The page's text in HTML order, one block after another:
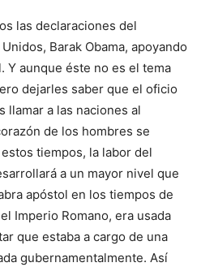
las declaraciones del
Barak Obama, apoyando
Y aunque éste no es el tema
dejarles saber que el oficio
llamar a las naciones al
de los hombres se
tiempos, la labor del
a un mayor nivel que
apóstol en los tiempos de
Imperio Romano, era usada
que estaba a cargo de una
gubernamentalmente. Así